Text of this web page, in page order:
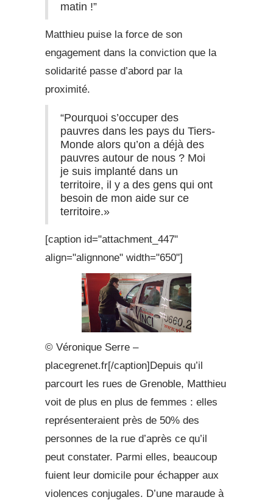
matin !”
Matthieu puise la force de son
engagement dans la conviction que la
solidarité passe d’abord par la
proximité.
“Pourquoi s’occuper des
pauvres dans les pays du Tiers-
Monde alors qu’on a déjà des
pauvres autour de nous ? Moi
je suis implanté dans un
territoire, il y a des gens qui ont
besoin de mon aide sur ce
territoire.»
[caption id="attachment_447"
align="alignnone" width="650"]
© Véronique Serre –
placegrenet.fr[/caption]Depuis qu’il
parcourt les rues de Grenoble, Matthieu
voit de plus en plus de femmes : elles
représenteraient près de 50% des
personnes de la rue d’après ce qu’il
peut constater. Parmi elles, beaucoup
fuient leur domicile pour échapper aux
violences conjugales. D’une maraude à